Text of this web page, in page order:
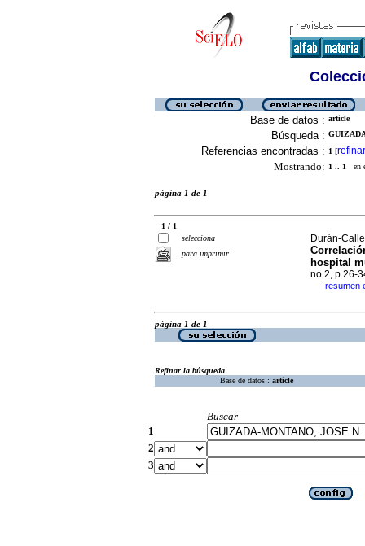
Base de datos : article
Búsqueda :
Referencias encontradas : 1 [refinar
Mostrando: 1 .. 1 en
página 1 de 1
1 / 1
selecciona
para imprimir
Durán-
hospital
no.2, p.26-
· resumen
página 1 de 1
Refinar la búsqueda
Base de datos : article
Buscar
1
2
3